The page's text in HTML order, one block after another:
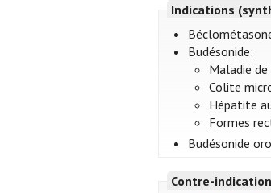
Indications
Budésonide:
Maladie
Colite
Hépatite
Formes
Budésonide
Contre-